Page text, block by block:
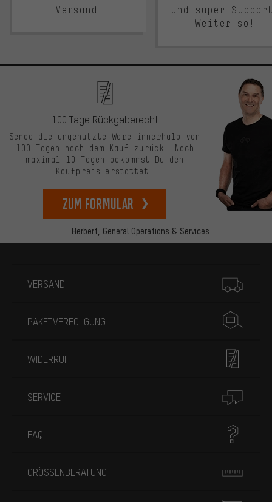
Versand.
und super
Weiter so!
Herbert, General Operations & Services
100 Tage Rückgaberecht
Sende die ungenutzte Ware innerhalb von
100 Tagen nach dem Kauf zurück. Nach
maximal 10 Tagen bekommst Du den
Kaufpreis erstattet.
zum Formular
VERSAND
PAKETVERFOLGUNG
WIDERRUF
SERVICE
FAQ
GRÖSSENBERATUNG